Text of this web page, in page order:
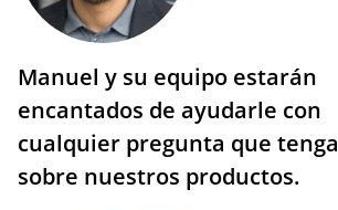
Manuel y su equipo estarán
encantados de ayudarle con
cualquier pregunta que tenga
sobre nuestros productos.